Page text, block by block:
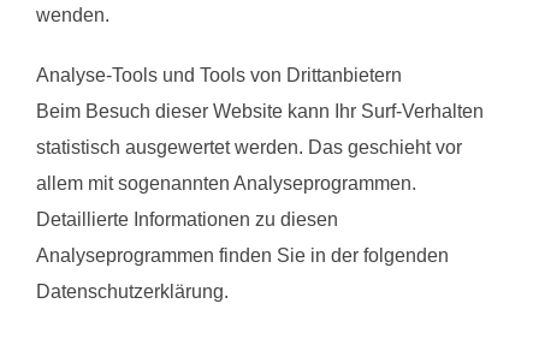
wenden.
Analyse-Tools und Tools von Drittanbietern
Beim Besuch dieser Website kann Ihr Surf-Verhalten
statistisch ausgewertet werden. Das geschieht vor
allem mit sogenannten Analyseprogrammen.
Detaillierte Informationen zu diesen
Analyseprogrammen finden Sie in der folgenden
Datenschutzerklärung.